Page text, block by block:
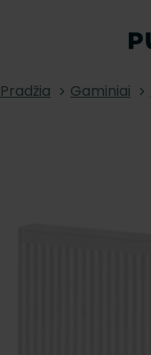
Pradžia Gaminiai